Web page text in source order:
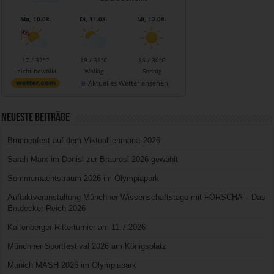
Mo, 10.08.
17 / 32°C
Leicht bewölkt
Di, 11.08.
19 / 31°C
Wolkig
Mi, 12.08.
16 / 30°C
Sonnig
Aktuelles Wetter ansehen
Neueste Beiträge
Brunnenfest auf dem Viktuallienmarkt 2026
Sarah Marx im Donisl zur Bräurosl 2026 gewählt
Sommernachtstraum 2026 im Olympiapark
Auftaktveranstaltung Münchner Wissenschaftstage mit FORSCHA – Das
Entdecker-Reich 2026
Kaltenberger Ritterturnier am 11.7.2026
Münchner Sportfestival 2026 am Königsplatz
Munich MASH 2026 im Olympiapark